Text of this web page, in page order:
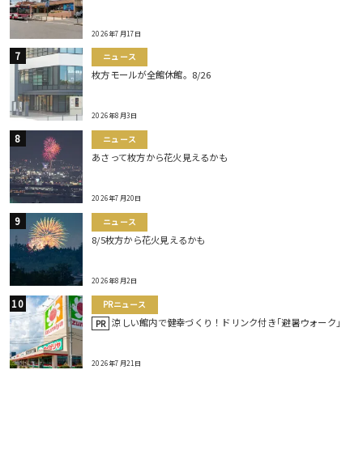
2026年7月17日
ニュース
枚方モールが全館休館。8/26
2026年8月3日
ニュース
あさって枚方から花火見えるかも
2026年7月20日
ニュース
8/5枚方から花火見えるかも
2026年8月2日
PRニュース
PR 涼しい館内で健幸づくり！ドリンク付き｢避暑ウォーク｣
2026年7月21日